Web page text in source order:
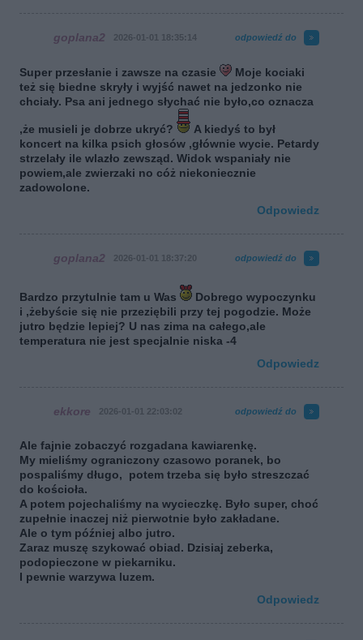
goplana2 2026-01-01 18:35:14 odpowiedź do
Super przesłanie i zawsze na czasie
Moje kociaki
też się biedne skryły i wyjść nawet na jedzonko nie
chciały. Psa ani jednego słychać nie było,co oznacza
,że musieli je dobrze ukryć?
A kiedyś to był
koncert na kilka psich głosów ,głównie wycie. Petardy
strzelały ile wlazło zewsząd. Widok wspaniały nie
powiem,ale zwierzaki no cóż niekoniecznie
zadowolone.
Odpowiedz
goplana2 2026-01-01 18:37:20 odpowiedź do
Bardzo przytulnie tam u Was
Dobrego wypoczynku
i ,żebyście się nie przeziębili przy tej pogodzie. Może
jutro będzie lepiej? U nas zima na całego,ale
temperatura nie jest specjalnie niska -4
Odpowiedz
ekkore 2026-01-01 22:03:02 odpowiedź do
Ale fajnie zobaczyć rozgadana kawiarenkę.
My mieliśmy ograniczony czasowo poranek, bo
pospaliśmy długo, potem trzeba się było streszczać
do kościoła.
A potem pojechaliśmy na wycieczkę. Było super, choć
zupełnie inaczej niż pierwotnie było zakładane.
Ale o tym później albo jutro.
Zaraz muszę szykować obiad. Dzisiaj zeberka,
podopieczone w piekarniku.
I pewnie warzywa luzem.
Odpowiedz